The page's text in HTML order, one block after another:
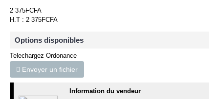
2 375FCFA
H.T : 2 375FCFA
Options disponibles
Telechargez Ordonance
Envoyer un fichier
Information du vendeur